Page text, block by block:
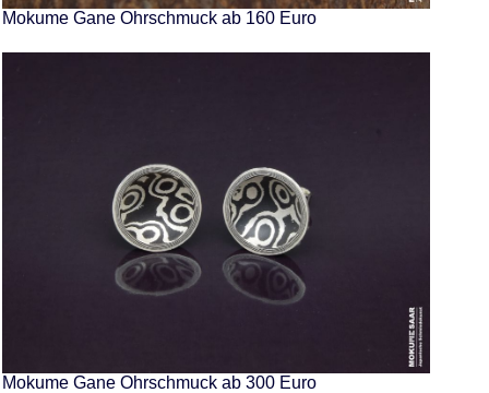
Mokume Gane Ohrschmuck ab 160 Euro
Mokume Gane Ohrschmuck ab 300 Euro